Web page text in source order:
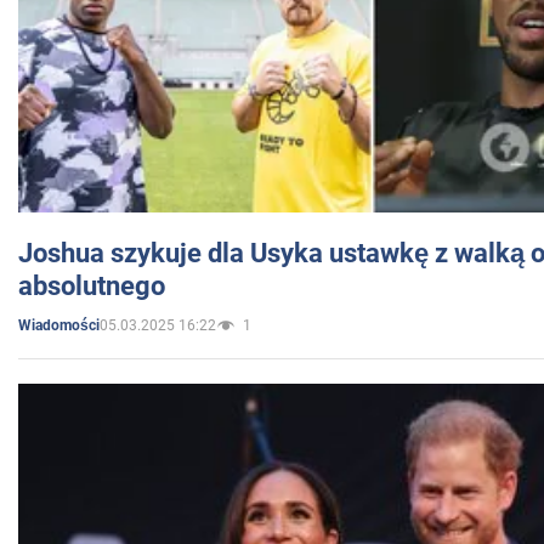
Joshua szykuje dla Usyka ustawkę z walką
absolutnego
Wiadomości05.03.2025 16:22 1